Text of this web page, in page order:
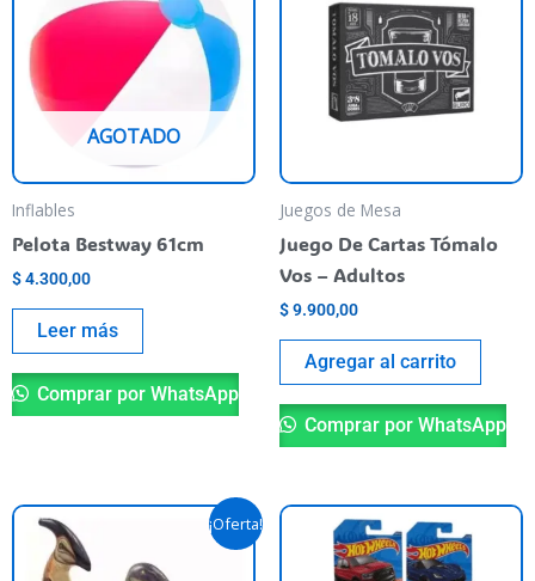
AGOTADO
Inflables
Pelota Bestway 61cm
$4.300,00
Leer más
Comprar por WhatsApp
Juegos de Mesa
Juego De Cartas Tómalo
Vos – Adultos
$9.900,00
Agregar al carrito
Comprar por WhatsApp
¡Oferta!
El
El
precio
actual
Este
producto